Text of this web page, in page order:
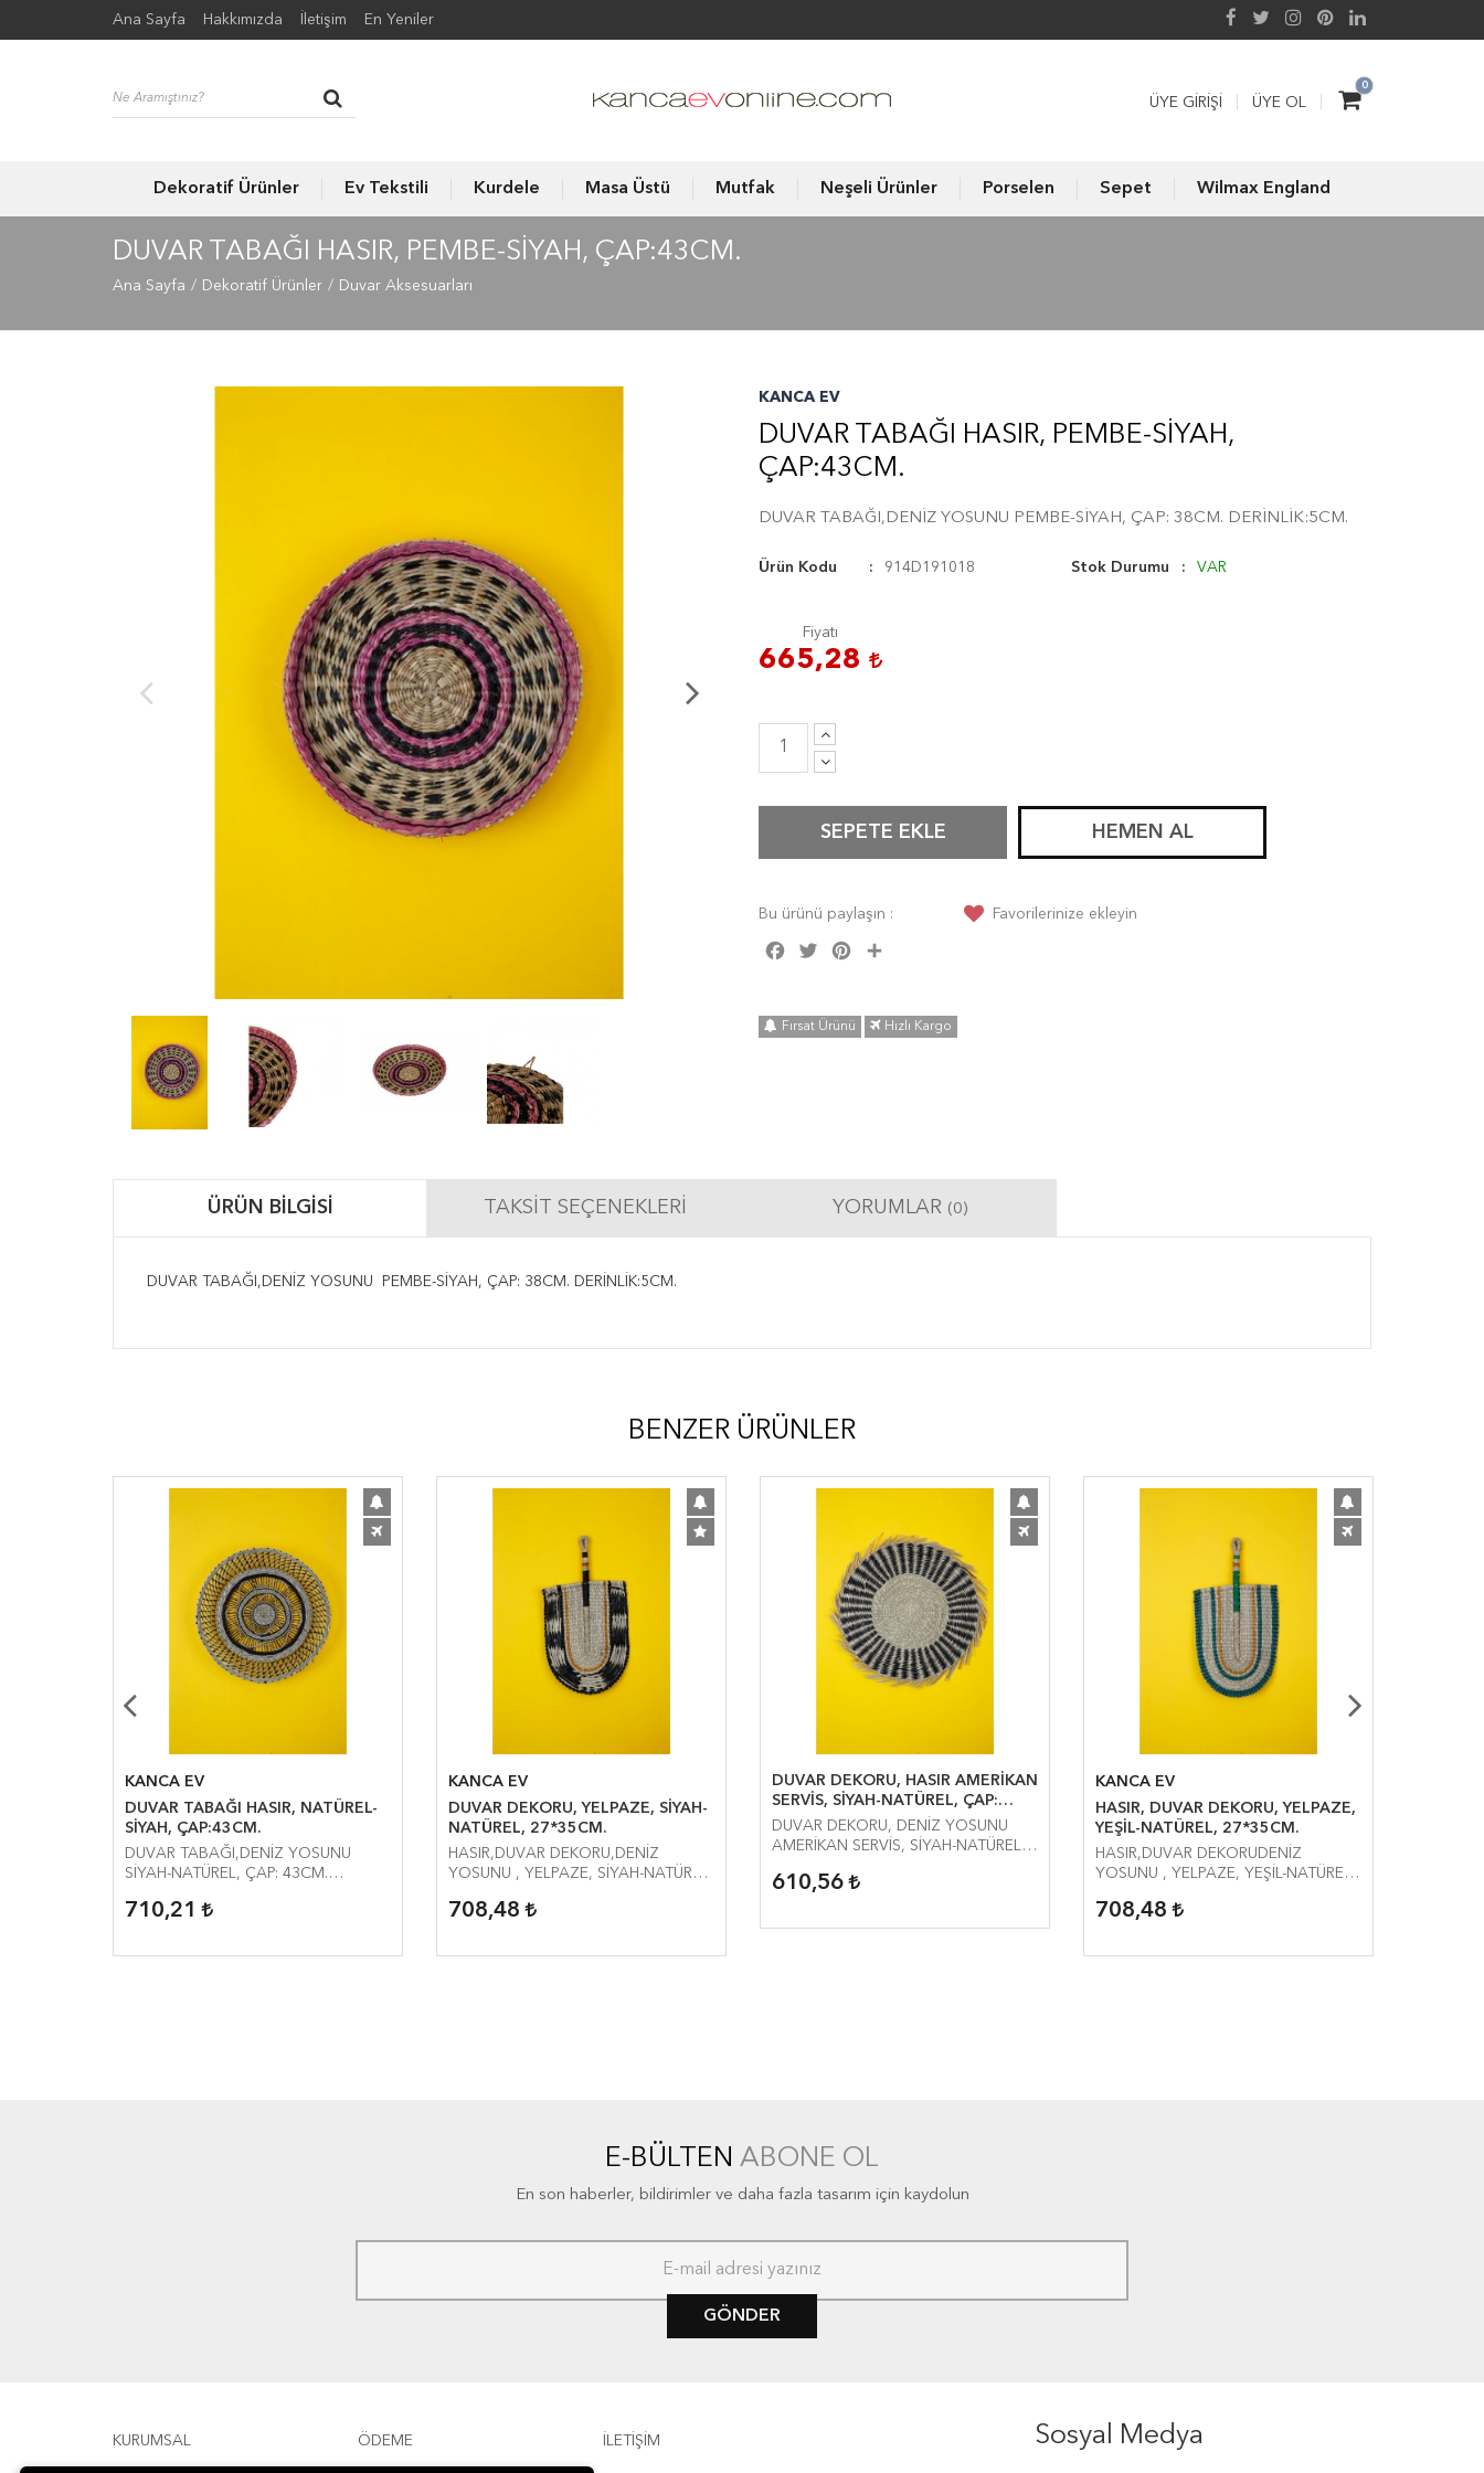
Ana Sayfa Hakkımızda İletişim En Yeniler
0
ÜYE GIRIŞI ÜYE OL
Dekoratif Ürünler Ev Tekstili Kurdele Masa Üstü Mutfak Neşeli Ürünler Porselen Sepet Wilmax England
DUVAR TABAĞI HASIR, PEMBE-SİYAH, ÇAP:43CM.
Ana Sayfa Dekoratif Ürünler Duvar Aksesuarları
KANCA EV
DUVAR TABAĞI HASIR, PEMBE-SİYAH,
ÇAP:43CM.
DUVAR TABAĞI,DENİZ YOSUNU PEMBE-SİYAH, ÇAP: 38CM. DERİNLİK:5CM.
Ürün Kodu 914D191018 Stok Durumu VAR
Fiyatı
665,28
SEPETE EKLE HEMEN AL
Bu ürünü paylaşın :
Facebook
Twitter Pinterest
Favorilerinize ekleyin
Fırsat Ürünü Hızlı Kargo
ÜRÜN BILGISI TAKSIT SEÇENEKLERI YORUMLAR (0)
DUVAR TABAĞI,DENİZ YOSUNU PEMBE-SİYAH, ÇAP: 38CM. DERİNLİK:5CM.
BENZER ÜRÜNLER
KANCA EV
DUVAR TABAĞI HASIR, NATÜREL-
SİYAH, ÇAP:43CM.
DUVAR TABAĞI,DENİZ YOSUNU
SİYAH-NATÜREL, ÇAP: 43CM.
710,21
KANCA EV
DUVAR DEKORU, YELPAZE, SİYAH-
NATÜREL, 27*35CM.
HASIR,DUVAR DEKORU,DENİZ
YOSUNU , YELPAZE, SİYAH-NATÜREL,
708,48
DUVAR DEKORU, HASIR AMERİKAN
SERVİS, SİYAH-NATÜREL, ÇAP:
45CM.
DUVAR DEKORU, DENİZ YOSUNU
AMERİKAN SERVİS, SİYAH-NATÜREL,
610,56
KANCA EV
HASIR, DUVAR DEKORU, YELPAZE,
YEŞİL-NATÜREL, 27*35CM.
HASIR,DUVAR DEKORUDENİZ
YOSUNU , YELPAZE, YEŞİL-NATÜREL,
708,48
E-BÜLTEN ABONE OL
En son haberler, bildirimler ve daha fazla tasarım için kaydolun
GÖNDER
KURUMSAL ÖDEME İLETİŞİM Sosyal Medya